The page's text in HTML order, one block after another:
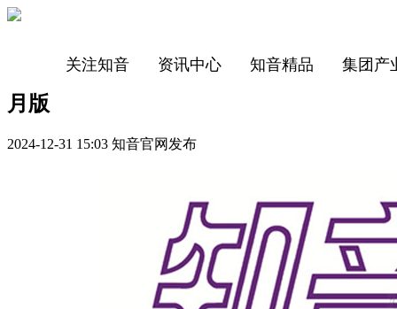
关注知音 资讯中心 知音精品 集团产
月版
2024-12-31 15:03 知音官网发布